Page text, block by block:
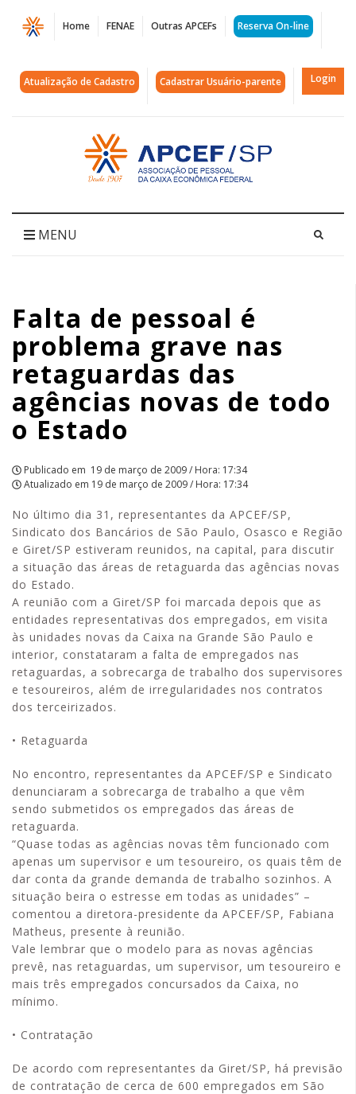
Página
Falta
de
problema
nas
agências
novas
de
todo
o
Estado
|
APCEF/SP
Home FENAE Outras APCEFs Reserva On-line
Atualização de Cadastro Cadastrar Usuário-parente Login
Acessar
página
inicial
MENU
Falta de pessoal é
problema grave nas
retaguardas das
agências novas de todo
o Estado
Publicado em 19 de março de 2009 / Hora: 17:34
Atualizado em 19 de março de 2009 / Hora: 17:34
No último dia 31, representantes da APCEF/SP,
Sindicato dos Bancários de São Paulo, Osasco e Região
e Giret/SP estiveram reunidos, na capital, para discutir
a situação das áreas de retaguarda das agências novas
do Estado.
A reunião com a Giret/SP foi marcada depois que as
entidades representativas dos empregados, em visita
às unidades novas da Caixa na Grande São Paulo e
interior, constataram a falta de empregados nas
retaguardas, a sobrecarga de trabalho dos supervisores
e tesoureiros, além de irregularidades nos contratos
dos terceirizados.
• Retaguarda
No encontro, representantes da APCEF/SP e Sindicato
denunciaram a sobrecarga de trabalho a que vêm
sendo submetidos os empregados das áreas de
retaguarda.
“Quase todas as agências novas têm funcionado com
apenas um supervisor e um tesoureiro, os quais têm de
dar conta da grande demanda de trabalho sozinhos. A
situação beira o estresse em todas as unidades” –
comentou a diretora-presidente da APCEF/SP, Fabiana
Matheus, presente à reunião.
Vale lembrar que o modelo para as novas agências
prevê, nas retaguardas, um supervisor, um tesoureiro e
mais três empregados concursados da Caixa, no
mínimo.
• Contratação
De acordo com representantes da Giret/SP, há previsão
de contratação de cerca de 600 empregados em São